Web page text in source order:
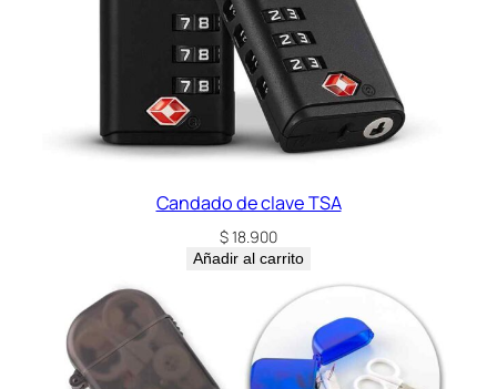
Candado de clave TSA
$18.900
Añadir al carrito